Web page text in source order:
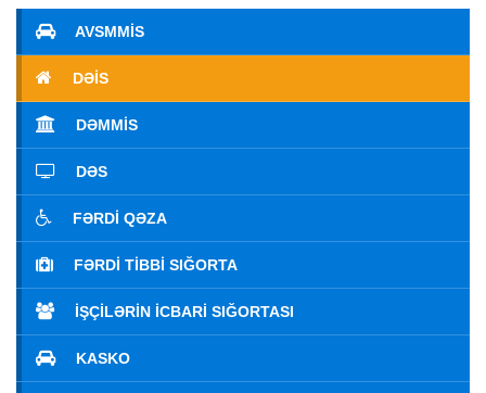
AVSMMİS
DƏİS
DƏMMİS
DƏS
FƏRDI QƏZA
FƏRDI TIBBI SIĞORTA
İŞÇILƏRIN İCBARI SIĞORTASI
KASKO